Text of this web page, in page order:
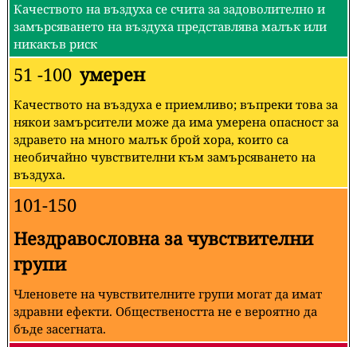
Качеството на въздуха се счита за задоволително и
замърсяването на въздуха представлява малък или
никакъв риск
51 -100 умерен
Качеството на въздуха е приемливо; въпреки това за
някои замърсители може да има умерена опасност за
здравето на много малък брой хора, които са
необичайно чувствителни към замърсяването на
въздуха.
101-150
Нездравословна за чувствителни
групи
Членовете на чувствителните групи могат да имат
здравни ефекти. Обществеността не е вероятно да
бъде засегната.